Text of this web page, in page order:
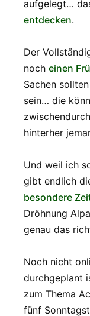
aufgelegt…
entdecken.
Der
noch einen
Sachen
sein… die
hinterher
Und weil ich
gibt endlich
besondere
Dröhnung
genau das
Noch nicht
durchgeplant
zum Thema
fünf